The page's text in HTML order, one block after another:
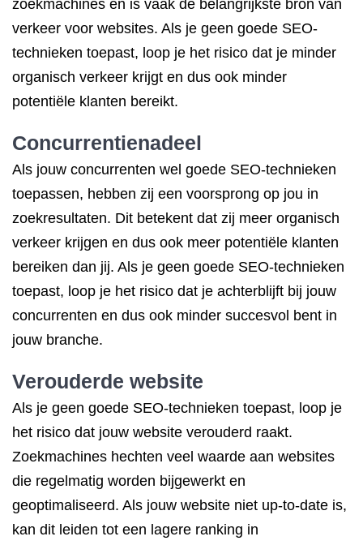
zoekmachines en is vaak de belangrijkste bron van
verkeer voor websites. Als je geen goede SEO-
technieken toepast, loop je het risico dat je minder
organisch verkeer krijgt en dus ook minder
potentiële klanten bereikt.
Concurrentienadeel
Als jouw concurrenten wel goede SEO-technieken
toepassen, hebben zij een voorsprong op jou in
zoekresultaten. Dit betekent dat zij meer organisch
verkeer krijgen en dus ook meer potentiële klanten
bereiken dan jij. Als je geen goede SEO-technieken
toepast, loop je het risico dat je achterblijft bij jouw
concurrenten en dus ook minder succesvol bent in
jouw branche.
Verouderde website
Als je geen goede SEO-technieken toepast, loop je
het risico dat jouw website verouderd raakt.
Zoekmachines hechten veel waarde aan websites
die regelmatig worden bijgewerkt en
geoptimaliseerd. Als jouw website niet up-to-date is,
kan dit leiden tot een lagere ranking in